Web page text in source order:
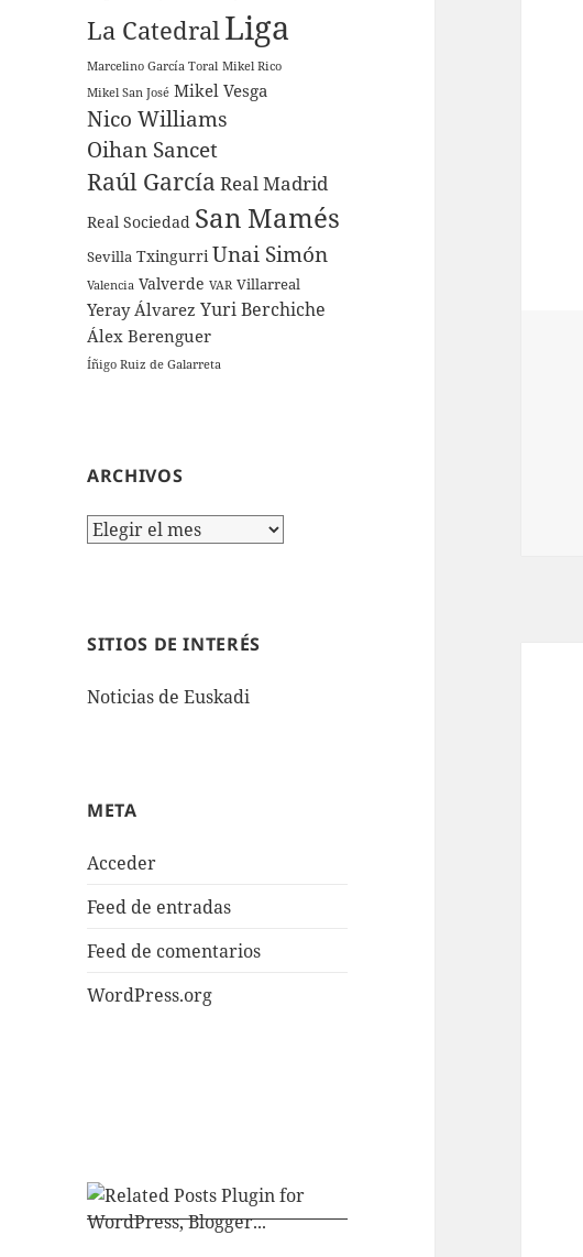
La CatedralLiga
Marcelino García Toral Mikel Rico
Mikel San José Mikel Vesga
Nico Williams
Oihan Sancet
Raúl García Real Madrid
Real Sociedad San Mamés
Sevilla Txingurri Unai Simón
Valencia Valverde VAR Villarreal
Yeray Álvarez Yuri Berchiche
Álex Berenguer
Íñigo Ruiz de Galarreta
ARCHIVOS
Archivos
SITIOS DE INTERÉS
Noticias de Euskadi
META
Acceder
Feed de entradas
Feed de comentarios
WordPress.org